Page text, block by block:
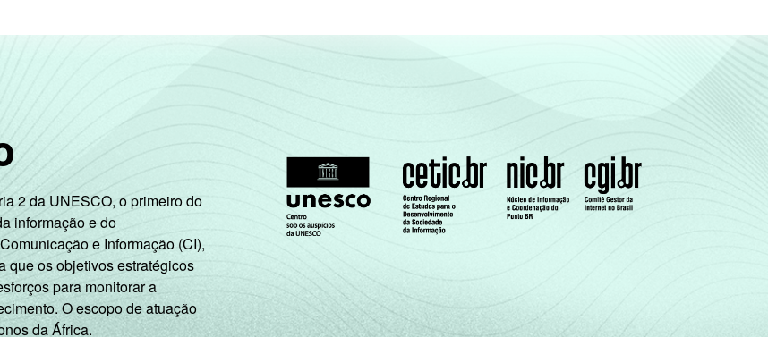
2 da UNESCO, o primeiro do
informação e do
e Informação (CI),
que os objetivos estratégicos
para monitorar a
O escopo de atuação
da África.